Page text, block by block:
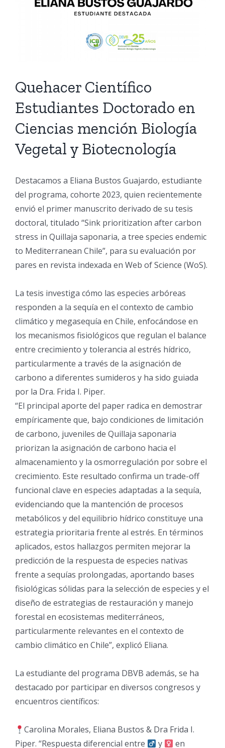
Quehacer Científico
Estudiantes Doctorado en
Ciencias mención Biología
Vegetal y Biotecnología
Destacamos a Eliana Bustos Guajardo, estudiante
del programa, cohorte 2023, quien recientemente
envió el primer manuscrito derivado de su tesis
doctoral, titulado “Sink prioritization after carbon
stress in Quillaja saponaria, a tree species endemic
to Mediterranean Chile”, para su evaluación por
pares en revista indexada en Web of Science (WoS).
La tesis investiga cómo las especies arbóreas
responden a la sequía en el contexto de cambio
climático y megasequía en Chile, enfocándose en
los mecanismos fisiológicos que regulan el balance
entre crecimiento y tolerancia al estrés hídrico,
particularmente a través de la asignación de
carbono a diferentes sumideros y ha sido guiada
por la Dra. Frida I. Piper.
“El principal aporte del paper radica en demostrar
empíricamente que, bajo condiciones de limitación
de carbono, juveniles de Quillaja saponaria
priorizan la asignación de carbono hacia el
almacenamiento y la osmorregulación por sobre el
crecimiento. Este resultado confirma un trade-off
funcional clave en especies adaptadas a la sequía,
evidenciando que la mantención de procesos
metabólicos y del equilibrio hídrico constituye una
estrategia prioritaria frente al estrés. En términos
aplicados, estos hallazgos permiten mejorar la
predicción de la respuesta de especies nativas
frente a sequías prolongadas, aportando bases
fisiológicas sólidas para la selección de especies y el
diseño de estrategias de restauración y manejo
forestal en ecosistemas mediterráneos,
particularmente relevantes en el contexto de
cambio climático en Chile”, explicó Eliana.
La estudiante del programa DBVB además, se ha
destacado por participar en diversos congresos y
encuentros científicos:
Carolina Morales, Eliana Bustos & Dra Frida I.
Piper. “Respuesta diferencial entre
y en